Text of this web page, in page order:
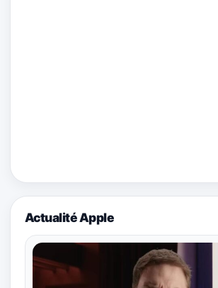
Actualité Apple